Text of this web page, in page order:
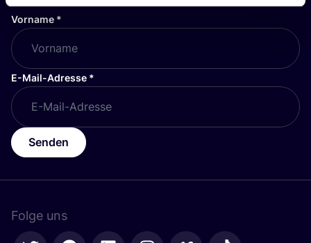
Vorname *
E-Mail-Adresse *
Senden
Folge uns